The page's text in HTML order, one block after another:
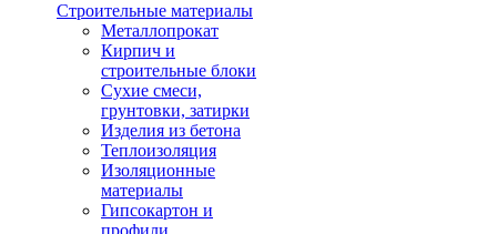
Строительные материалы
Металлопрокат
Кирпич и
строительные блоки
Сухие смеси,
грунтовки, затирки
Изделия из бетона
Теплоизоляция
Изоляционные
материалы
Гипсокартон и
профили